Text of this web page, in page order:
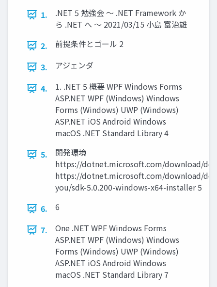
1.
.NET 5 勉強会 ～ .NET Framework か
ら .NET へ ～ 2021/03/15 小島 富治雄
2.
前提条件とゴール 2
3.
アジェンダ
4.
1. .NET 5 概要 WPF Windows Forms
ASP.NET WPF (Windows) Windows
Forms (Windows) UWP (Windows)
ASP.NET iOS Android Windows
macOS .NET Standard Library 4
5.
開発環境
https://dotnet.microsoft.com/download/
https://dotnet.microsoft.com/download/
you/sdk-5.0.200-windows-x64-installer 5
6.
6
7.
One .NET WPF Windows Forms
ASP.NET WPF (Windows) Windows
Forms (Windows) UWP (Windows)
ASP.NET iOS Android Windows
macOS .NET Standard Library 7